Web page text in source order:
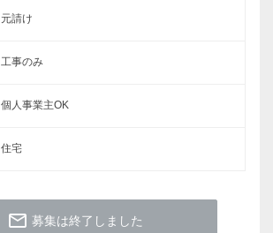
元請け
工事のみ
個人事業主OK
住宅
mail_outline 募集は終了しました